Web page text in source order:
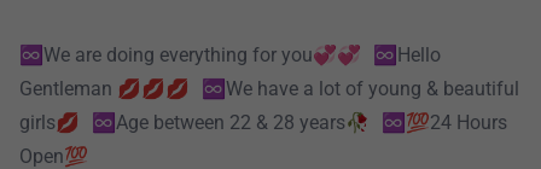
♾️We are doing everything for you💞💞 ♾️Hello
Gentleman 💋💋💋 ♾️We have a lot of young & beautiful
girls💋 ♾️Age between 22 & 28 years🥀 ♾️💯24 Hours
Open💯